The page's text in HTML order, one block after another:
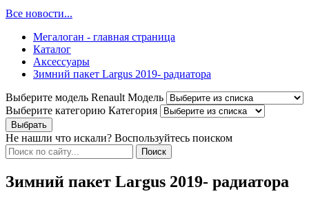
Все новости...
Мегалоган - главная страница
Каталог
Аксессуары
Зимний пакет Largus 2019- радиатора
Выберите модель Renault Модель
Выберите категорию Категория
Не нашли что искали? Воспользуйтесь поиском
Зимний пакет Largus 2019- радиатора